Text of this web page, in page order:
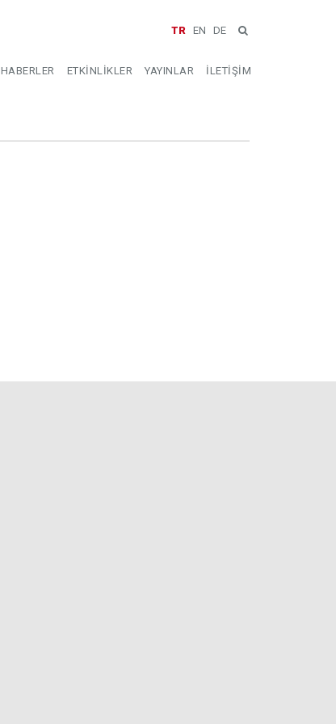
TR EN DE
HABERLER ETKİNLİKLER YAYINLAR İLETİŞİM